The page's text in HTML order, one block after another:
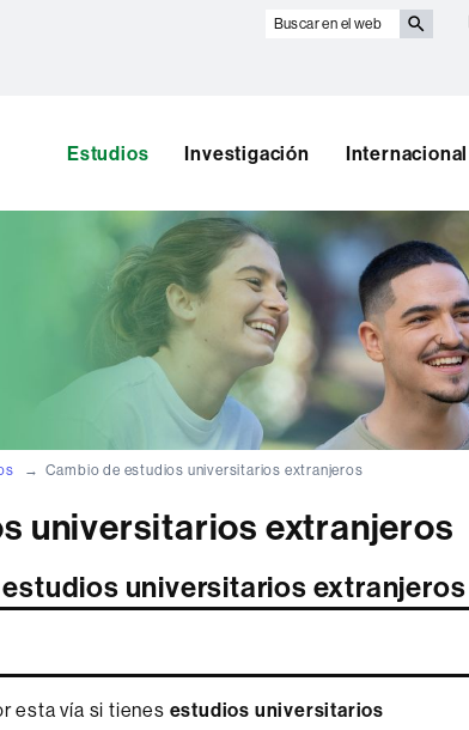
Buscar
Estudios Investigación Internacional
Cambio de estudios universitarios extranjeros
universitarios extranjeros
universitarios extranjeros
esta vía si tienes estudios universitarios